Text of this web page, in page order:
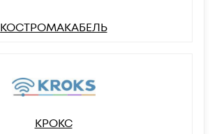
КОСТРОМАКАБЕЛЬ
КРОКС